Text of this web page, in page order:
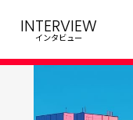
INTERVIEW
インタビュー